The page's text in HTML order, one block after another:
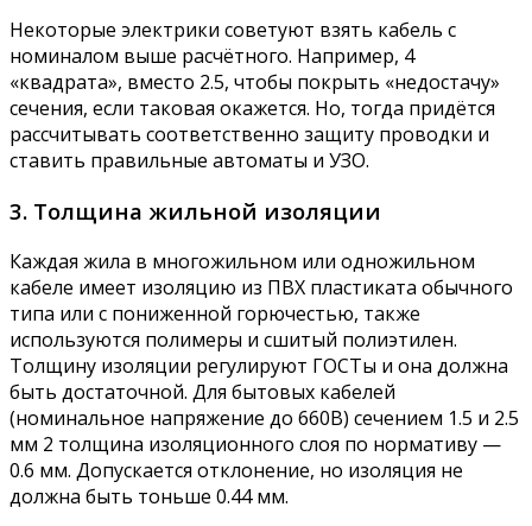
Некоторые электрики советуют взять кабель с
номиналом выше расчётного. Например, 4
«квадрата», вместо 2.5, чтобы покрыть «недостачу»
сечения, если таковая окажется. Но, тогда придётся
рассчитывать соответственно защиту проводки и
ставить правильные автоматы и УЗО.
3. Толщина жильной изоляции
Каждая жила в многожильном или одножильном
кабеле имеет изоляцию из ПВХ пластиката обычного
типа или с пониженной горючестью, также
используются полимеры и сшитый полиэтилен.
Толщину изоляции регулируют ГОСТы и она должна
быть достаточной. Для бытовых кабелей
(номинальное напряжение до 660В) сечением 1.5 и 2.5
мм 2 толщина изоляционного слоя по нормативу —
0.6 мм. Допускается отклонение, но изоляция не
должна быть тоньше 0.44 мм.